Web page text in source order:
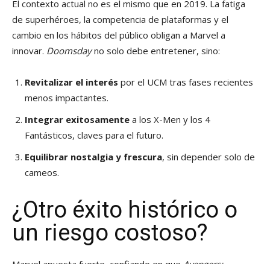
El contexto actual no es el mismo que en 2019. La fatiga
de superhéroes, la competencia de plataformas y el
cambio en los hábitos del público obligan a Marvel a
innovar. Doomsdayno solo debe entretener, sino:
Revitalizar el interés por el UCM tras fases recientes
menos impactantes.
Integrar exitosamente a los X-Men y los 4
Fantásticos, claves para el futuro.
Equilibrar nostalgia y frescura, sin depender solo de
cameos.
¿Otro éxito histórico o
un riesgo costoso?